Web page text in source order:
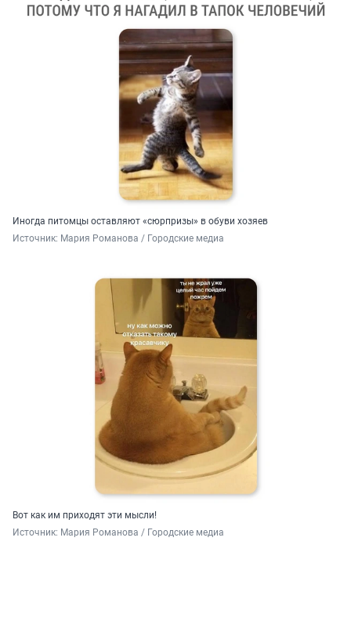
Иногда питомцы оставляют «сюрпризы» в обуви хозяев
Источник: Мария Романова / Городские медиа
Вот как им приходят эти мысли!
Источник: Мария Романова / Городские медиа